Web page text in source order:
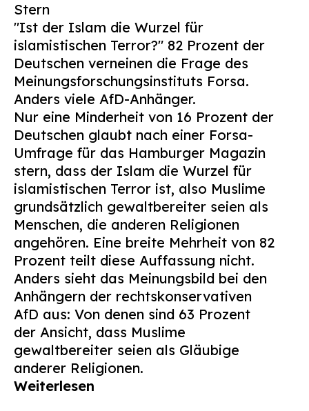
Über Uns
Infos & Broschüren
Archiv
Kontakt
Suchen
nach:
Stern
"Ist der Islam die Wurzel für
islamistischen Terror?" 82 Prozent der
Deutschen verneinen die Frage des
Meinungsforschungsinstituts Forsa.
Anders viele AfD-Anhänger.
Nur eine Minderheit von 16 Prozent der
Deutschen glaubt nach einer Forsa-
Umfrage für das Hamburger Magazin
stern, dass der Islam die Wurzel für
islamistischen Terror ist, also Muslime
grundsätzlich gewaltbereiter seien als
Menschen, die anderen Religionen
angehören. Eine breite Mehrheit von 82
Prozent teilt diese Auffassung nicht.
Anders sieht das Meinungsbild bei den
Anhängern der rechtskonservativen
AfD aus: Von denen sind 63 Prozent
der Ansicht, dass Muslime
gewaltbereiter seien als Gläubige
anderer Religionen.
Weiterlesen